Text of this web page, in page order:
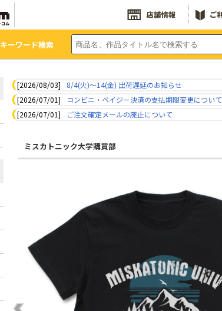
キーワード検索
[2026/08/03]
8/4(火)～14(金) 出荷遅延のお知らせ
[2026/07/01]
コンビニ・ペイジー決済の支払期限変更について
[2026/07/01]
ご注文確定メールの廃止について
ミスカトニック大学購買部